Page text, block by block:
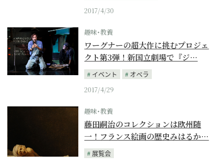
2017/4/30
趣味･教養
ワーグナーの超大作に挑むプロジェ
クト第3弾！新国立劇場で『ジ…
イベント
オペラ
2017/4/29
趣味･教養
藤田嗣治のコレクションは欧州随
一！フランス絵画の歴史みはるか…
展覧会